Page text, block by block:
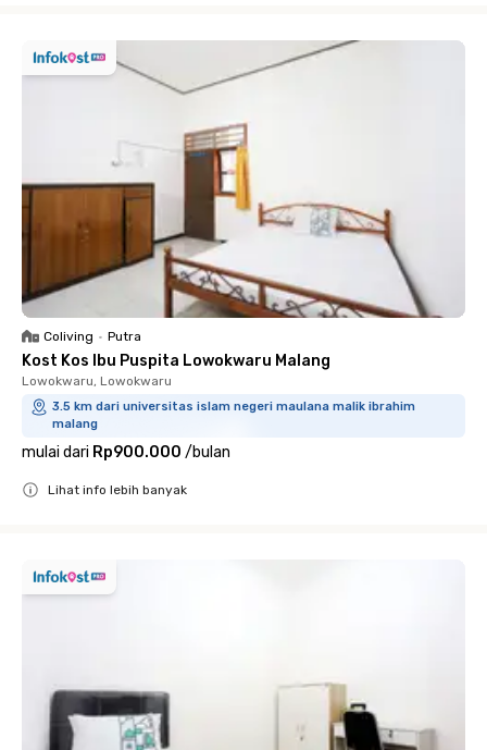
Coliving • Putra
Kost Kos Ibu Puspita Lowokwaru Malang
Lowokwaru, Lowokwaru
3.5 km dari universitas islam negeri maulana malik ibrahim
malang
mulai dari Rp900.000 /bulan
Lihat info lebih banyak